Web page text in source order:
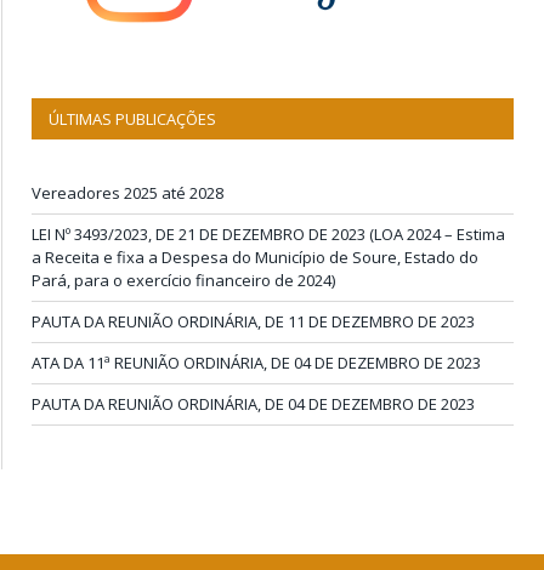
ÚLTIMAS PUBLICAÇÕES
Vereadores 2025 até 2028
LEI Nº 3493/2023, DE 21 DE DEZEMBRO DE 2023 (LOA 2024 – Estima
a Receita e fixa a Despesa do Município de Soure, Estado do
Pará, para o exercício financeiro de 2024)
PAUTA DA REUNIÃO ORDINÁRIA, DE 11 DE DEZEMBRO DE 2023
ATA DA 11ª REUNIÃO ORDINÁRIA, DE 04 DE DEZEMBRO DE 2023
PAUTA DA REUNIÃO ORDINÁRIA, DE 04 DE DEZEMBRO DE 2023